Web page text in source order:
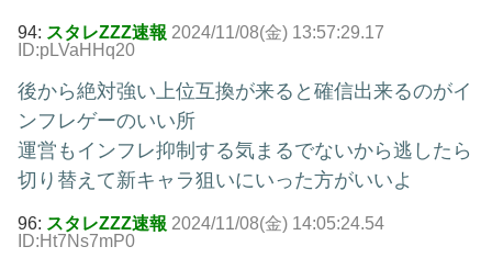
94: スタレZZZ速報 2024/11/08(金) 13:57:29.17
ID:pLVaHHq20
後から絶対強い上位互換が来ると確信出来るのがイ
ンフレゲーのいい所
運営もインフレ抑制する気まるでないから逃したら
切り替えて新キャラ狙いにいった方がいいよ
96: スタレZZZ速報 2024/11/08(金) 14:05:24.54
ID:Ht7Ns7mP0